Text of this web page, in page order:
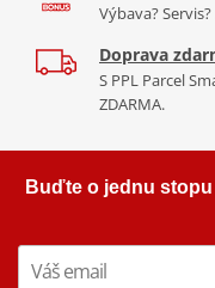
Výbava?
Doprava
S PPL Parcel
ZDARMA.
Buďte o jednu